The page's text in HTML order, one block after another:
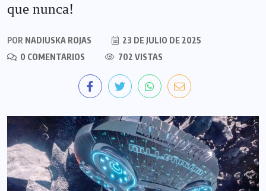
que nunca!
POR NADIUSKA ROJAS
23 DE JULIO DE 2025
0 COMENTARIOS
702 VISTAS